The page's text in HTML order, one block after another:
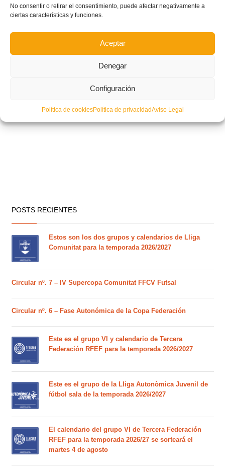
No consentir o retirar el consentimiento, puede afectar negativamente a
ciertas características y funciones.
Aceptar
Denegar
Configuración
Política de cookiesPolítica de privacidadAviso Legal
POSTS RECIENTES
Estos son los dos grupos y calendarios de Lliga
Comunitat para la temporada 2026/2027
Circular nº. 7 – IV Supercopa Comunitat FFCV Futsal
Circular nº. 6 – Fase Autonómica de la Copa Federación
Este es el grupo VI y calendario de Tercera
Federación RFEF para la temporada 2026/2027
Este es el grupo de la Lliga Autonòmica Juvenil de
fútbol sala de la temporada 2026/2027
El calendario del grupo VI de Tercera Federación
RFEF para la temporada 2026/27 se sorteará el
martes 4 de agosto